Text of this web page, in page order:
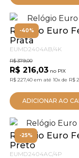
-40%
Relógio Euro
Prata
EUMD2404AB/4K
R$ 379,00
R$ 216,03 no PIX
R$ 227,40 em até 10x de R$
ADICIONAR AO
-25%
Relógio Euro
Preto
EUMD2404AC/4P